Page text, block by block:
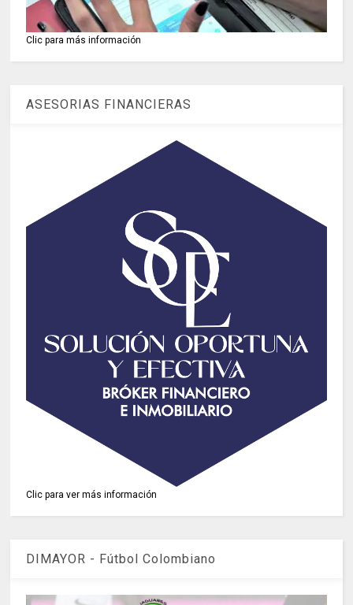
Clic para más información
ASESORIAS FINANCIERAS
Clic para ver más información
DIMAYOR - Fútbol Colombiano